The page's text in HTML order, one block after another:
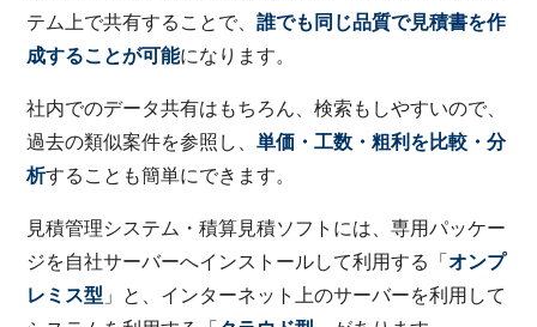
テム上で共有することで、誰でも同じ品質で見積書を作
成することが可能になります。
社内でのデータ共有はもちろん、検索もしやすいので、
過去の類似案件を参照し、単価・工数・粗利を比較・分
析することも簡単にできます。
見積管理システム・積算見積ソフトには、専用パッケー
ジを自社サーバーへインストールして利用する「オンプ
レミス型 」と、インターネット上のサーバーを利用して